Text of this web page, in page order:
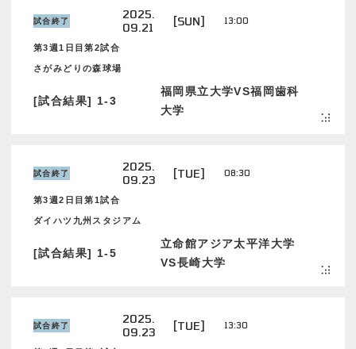
試合終了
2025.
09.21
[SUN] 13:00
第3週1日目第2試合
さがみどりの森球場
[試合結果] 1-3
福岡県立大学VS福岡歯科
大学
試合終了
2025.
09.23
[TUE] 08:30
第3週2日目第1試合
ダイハツ九州スタジアム
[試合結果] 1-5
立命館アジア太平洋大学
VS長崎大学
試合終了
2025.
09.23
[TUE] 13:30